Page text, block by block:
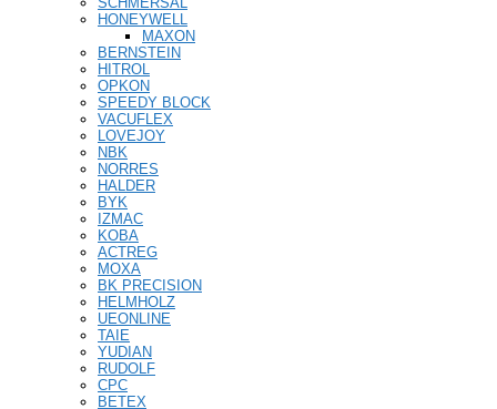
HONEYWELL
MAXON
BERNSTEIN
HITROL
OPKON
SPEEDY BLOCK
VACUFLEX
LOVEJOY
NBK
NORRES
HALDER
BYK
IZMAC
KOBA
ACTREG
MOXA
BK PRECISION
HELMHOLZ
UEONLINE
TAIE
YUDIAN
RUDOLF
CPC
BETEX